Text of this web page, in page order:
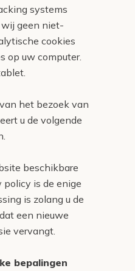
systems
geen niet-
cookies
op uw computer.
het bezoek van
u de volgende
beschikbare
policy is de enige
is zolang u de
een nieuwe
vervangt.
bepalingen